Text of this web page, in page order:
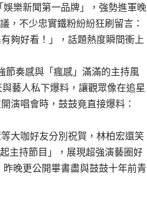
樂新聞第一品牌」，強勢進軍晚
，不少忠實鐵粉紛紛狂刷留言：
夠好看！」，話題熱度瞬間衝上
節奏感與「瘋感」滿滿的主持風
藝人私下爆料，讓觀眾像在追星
演唱會時，鼓鼓竟直接爆料：
等大咖好友分別祝賀，林柏宏還笑
主持節目」，展現超強演藝圈好
昨晚更公開畢書盡與鼓鼓十年前青